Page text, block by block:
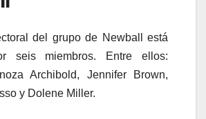
del grupo de Newball está
seis miembros. Entre ellos:
Archibold, Jennifer Brown,
y Dolene Miller.